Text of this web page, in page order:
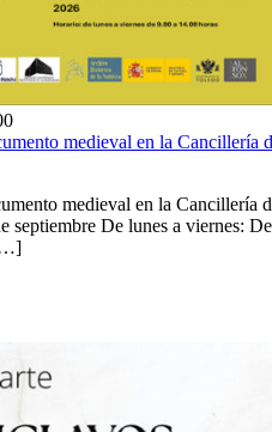
medieval en la Cancillería
medieval en la Cancillería
De lunes a viernes: De